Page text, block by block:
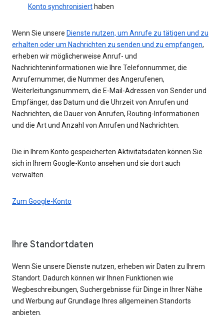
Konto synchronisiert haben
Wenn Sie unsere Dienste nutzen, um Anrufe zu tätigen und zu
erhalten oder um Nachrichten zu senden und zu empfangen,
erheben wir möglicherweise Anruf- und
Nachrichteninformationen wie Ihre Telefonnummer, die
Anrufernummer, die Nummer des Angerufenen,
Weiterleitungsnummern, die E-Mail-Adressen von Sender und
Empfänger, das Datum und die Uhrzeit von Anrufen und
Nachrichten, die Dauer von Anrufen, Routing-Informationen
und die Art und Anzahl von Anrufen und Nachrichten.
Die in Ihrem Konto gespeicherten Aktivitätsdaten können Sie
sich in Ihrem Google-Konto ansehen und sie dort auch
verwalten.
Zum Google-Konto
Ihre Standortdaten
Wenn Sie unsere Dienste nutzen, erheben wir Daten zu Ihrem
Standort. Dadurch können wir Ihnen Funktionen wie
Wegbeschreibungen, Suchergebnisse für Dinge in Ihrer Nähe
und Werbung auf Grundlage Ihres allgemeinen Standorts
anbieten.